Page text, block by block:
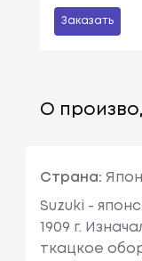
Заказать
О
Страна:
Suzuki -
1909 г.
ткацкое